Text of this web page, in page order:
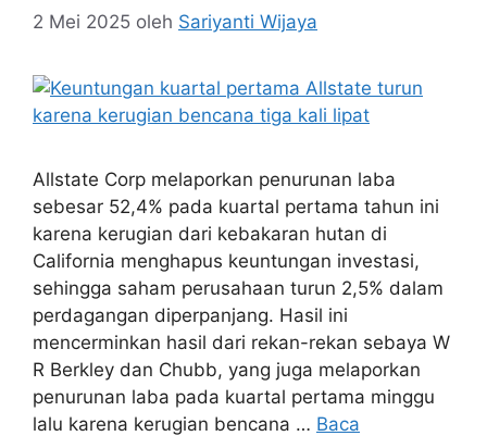
2 Mei 2025 oleh Sariyanti Wijaya
Allstate Corp melaporkan penurunan laba
sebesar 52,4% pada kuartal pertama tahun ini
karena kerugian dari kebakaran hutan di
California menghapus keuntungan investasi,
sehingga saham perusahaan turun 2,5% dalam
perdagangan diperpanjang. Hasil ini
mencerminkan hasil dari rekan-rekan sebaya W
R Berkley dan Chubb, yang juga melaporkan
penurunan laba pada kuartal pertama minggu
lalu karena kerugian bencana … Baca